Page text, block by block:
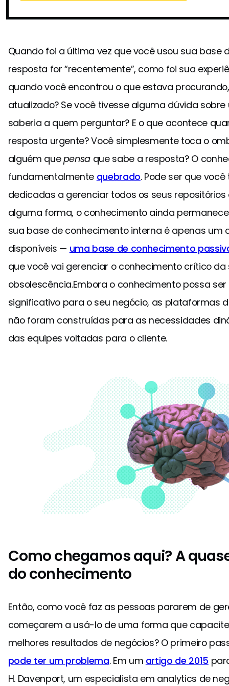
Quando foi a última vez que você usou sua base
resposta for “recentemente”, como foi sua
quando você encontrou o que estava
atualizado? Se você tivesse alguma dúvida
saberia a quem perguntar? E o que acontece
resposta urgente? Você simplesmente toca o
alguém quepensa que sabe a resposta? O
fundamentalmente quebrado. Pode ser que
dedicadas a gerenciar todos os seus
alguma forma, o conhecimento ainda
sua base de conhecimento interna é apenas um
disponíveis — uma base de conhecimento
que você vai gerenciar o conhecimento crítico
obsolescência.Embora o conhecimento possa
significativo para o seu negócio, as plataformas
não foram construídas para as necessidades
das equipes voltadas para o cliente.
Como chegamos aqui? A
do conhecimento
Então, como você faz as pessoas pararem de
começarem a usá-lo de uma forma que
melhores resultados de negócios? O primeiro
pode ter um problema. Em um artigo de 2015
H. Davenport, um especialista em analytics de